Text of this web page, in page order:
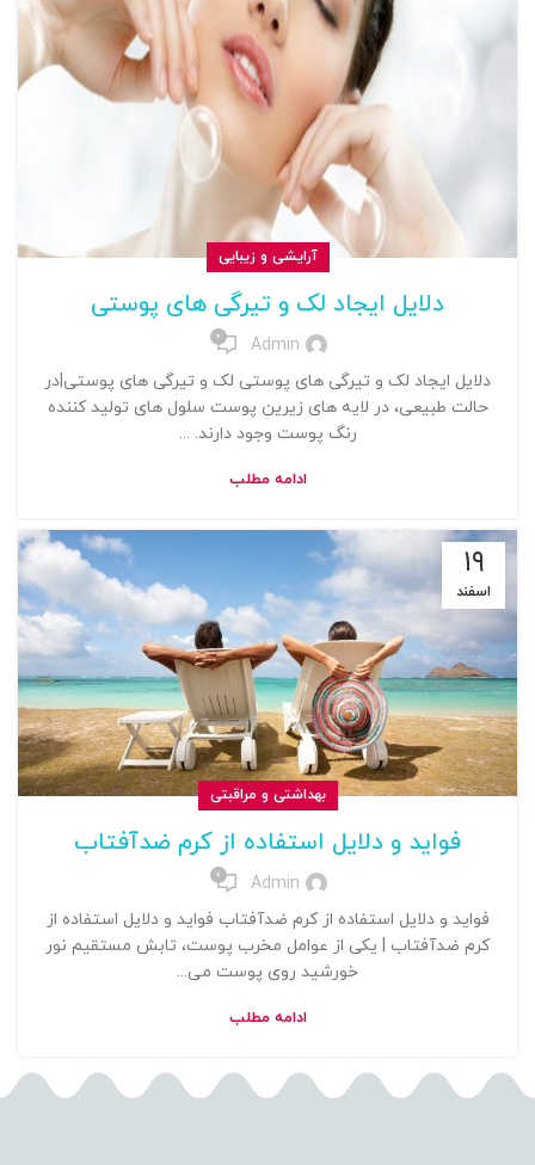
آرایشی و زیبایی
دلایل ایجاد لک و تیرگی های پوستی
Admin
0
دلایل ایجاد لک و تیرگی های پوستی لک و تیرگی های پوستی|در
حالت طبیعی، در لایه های زیرین پوست سلول های تولید کننده
رنگ پوست وجود دارند. ...
ادامه مطلب
۱۹
اسفند
بهداشتی و مراقبتی
فواید و دلایل استفاده از کرم ضدآفتاب
Admin
0
فواید و دلایل استفاده از کرم ضدآفتاب فواید و دلایل استفاده از
کرم ضدآفتاب | یکی از عوامل مخرب پوست، تابش مستقیم نور
خورشید روی پوست می...
ادامه مطلب